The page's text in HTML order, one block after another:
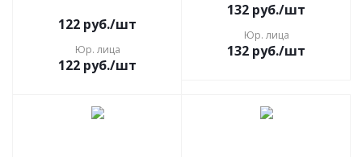
122 руб./шт
Юр. лица
122 руб./шт
132 руб./шт
Юр. лица
132 руб./шт